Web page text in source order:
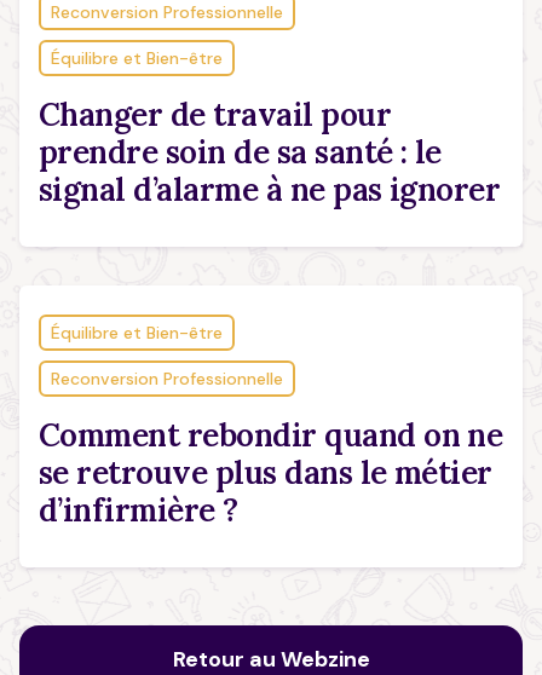
Reconversion Professionnelle
Équilibre et Bien-être
Changer de travail pour
prendre soin de sa santé : le
signal d’alarme à ne pas ignorer
Équilibre et Bien-être
Reconversion Professionnelle
Comment rebondir quand on ne
se retrouve plus dans le métier
d’infirmière ?
Retour au Webzine